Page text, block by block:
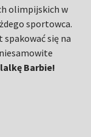
olimpijskich w
sportowca.
spakować się na
Barbie!